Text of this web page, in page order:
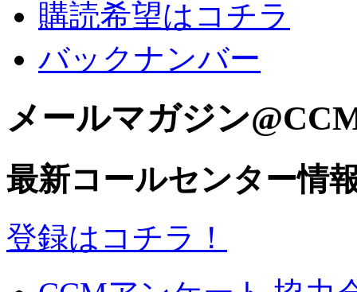
購読希望はコチラ
バックナンバー
メールマガジン
最新コールセンター情
登録はコチラ！